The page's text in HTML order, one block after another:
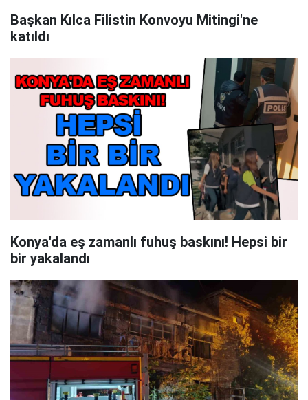
Başkan Kılca Filistin Konvoyu Mitingi'ne
katıldı
Konya'da eş zamanlı fuhuş baskını! Hepsi bir
bir yakalandı